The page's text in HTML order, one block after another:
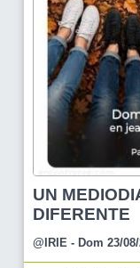
UN
DIFERENTE
@IRIE - Dom 23/